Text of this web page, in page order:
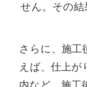
せん。その結
さらに、施工
えば、仕上
内など、施工